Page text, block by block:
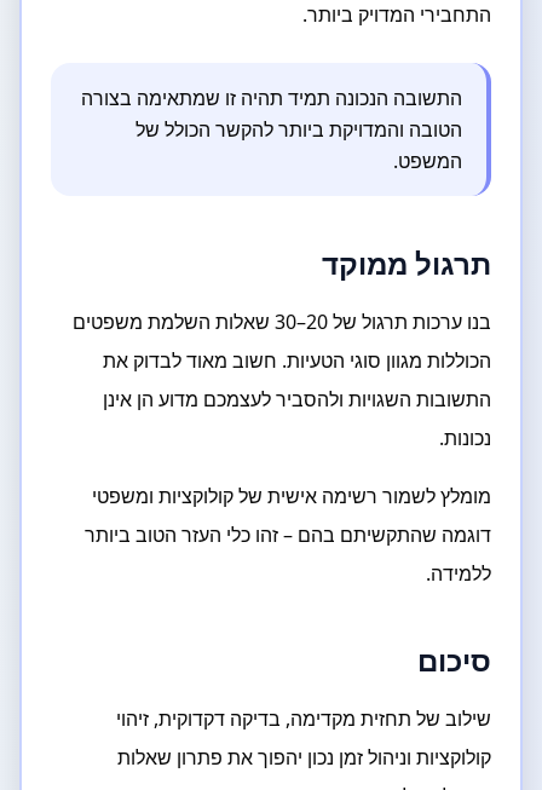
התחבירי המדויק ביותר.
התשובה הנכונה תמיד תהיה זו שמתאימה בצורה
הטובה והמדויקת ביותר להקשר הכולל של
המשפט.
תרגול ממוקד
בנו ערכות תרגול של 20–30 שאלות השלמת משפטים
הכוללות מגוון סוגי הטעיות. חשוב מאוד לבדוק את
התשובות השגויות ולהסביר לעצמכם מדוע הן אינן
נכונות.
מומלץ לשמור רשימה אישית של קולוקציות ומשפטי
דוגמה שהתקשיתם בהם – זהו כלי העזר הטוב ביותר
ללמידה.
סיכום
שילוב של תחזית מקדימה, בדיקה דקדוקית, זיהוי
קולוקציות וניהול זמן נכון יהפוך את פתרון שאלות